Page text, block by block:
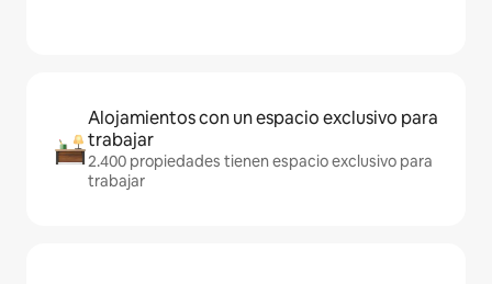
Alojamientos con un espacio exclusivo para
trabajar
2.400 propiedades tienen espacio exclusivo para
trabajar